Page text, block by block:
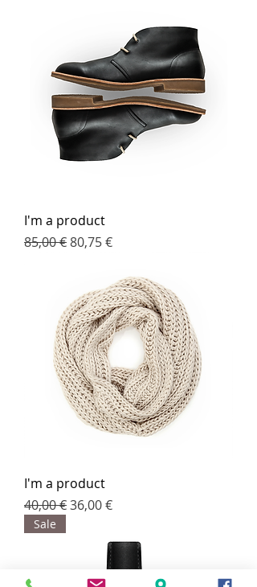
I'm a product
Standardpreis
85,00 €Sale-Preis
80,75 €
I'm a product
Standardpreis
40,00 €Sale-Preis
36,00 €
Sale